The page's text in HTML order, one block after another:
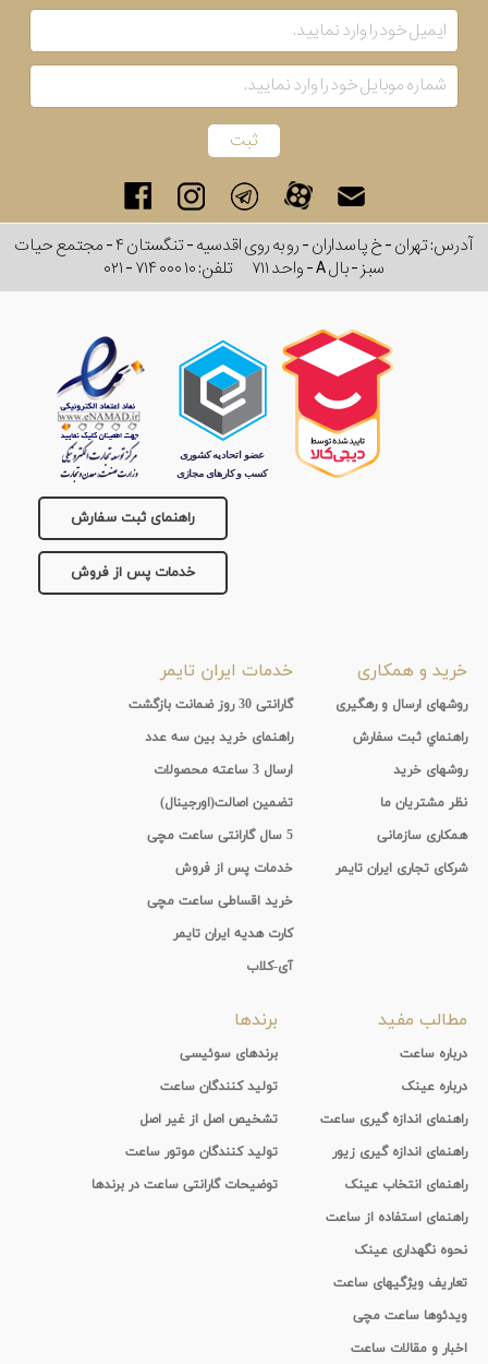
آدرس: تهران - خ پاسداران - رو به روی اقدسیه - تنگستان ۴ - مجتمع حیات
سبز - بال A - واحد ۷۱۱
تلفن:۰۲۱ - ۷۱۴ ۰۰۰ ۱۰
راهنمای ثبت سفارش
خدمات پس از فروش
خرید و همکاری
روشهای ارسال و رهگیری
راهنماي ثبت سفارش
روشهای خرید
نظر مشتریان ما
همکاری سازمانی
شرکای تجاری ایران تایمر
خدمات ایران تایمر
گارانتی 30 روز ضمانت بازگشت
راهنمای خرید بین سه عدد
ارسال 3 ساعته محصولات
تضمین اصالت(اورجینال)
5 سال گارانتی ساعت مچی
خدمات پس از فروش
خرید اقساطی ساعت مچی
کارت هدیه ایران تایمر
آی-کلاب
مطالب مفید
درباره ساعت
درباره عینک
راهنمای اندازه گیری ساعت
راهنمای اندازه گیری زیور
راهنمای انتخاب عینک
راهنمای استفاده از ساعت
نحوه نگهداری عینک
تعاریف ویژگیهای ساعت
ویدئوها ساعت مچی
اخبار و مقالات ساعت
برندها
برندهای سوئیسی
تولید کنندگان ساعت
تشخیص اصل از غیر اصل
تولید کنندگان موتور ساعت
توضیحات گارانتی ساعت در برندها